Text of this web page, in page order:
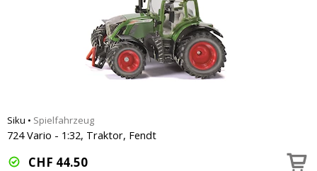
Siku • Spielfahrzeug
724 Vario - 1:32, Traktor, Fendt
CHF 44.50